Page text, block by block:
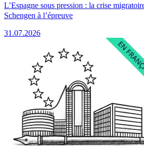
L’Espagne sous pression : la crise
Schengen à l’épreuve
31.07.2026